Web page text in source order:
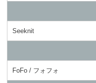
Seeknit
FoFo / フォフォ